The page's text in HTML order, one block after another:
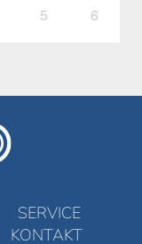
5 6
SERVICE
KONTAKT